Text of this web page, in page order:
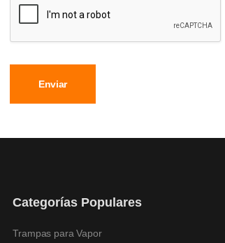
Enviar
Categorías Populares
Trampas para Vapor